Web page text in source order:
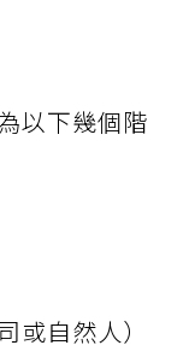
以下幾個階
自然人）